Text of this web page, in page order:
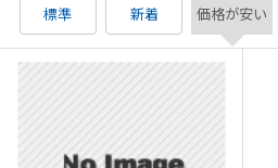
標準 新着 価格が安い